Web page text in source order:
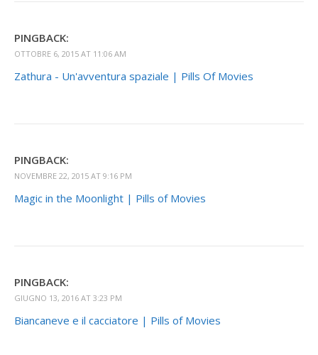
PINGBACK:
OTTOBRE 6, 2015 AT 11:06 AM
Zathura - Un'avventura spaziale | Pills Of Movies
PINGBACK:
NOVEMBRE 22, 2015 AT 9:16 PM
Magic in the Moonlight | Pills of Movies
PINGBACK:
GIUGNO 13, 2016 AT 3:23 PM
Biancaneve e il cacciatore | Pills of Movies